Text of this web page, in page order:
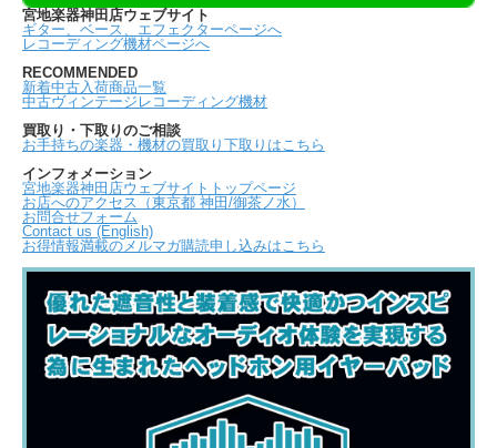
宮地楽器神田店ウェブサイト
ギター、ベース、エフェクターページへ
レコーディング機材ページへ
RECOMMENDED
新着中古入荷商品一覧
中古ヴィンテージレコーディング機材
買取り・下取りのご相談
お手持ちの楽器・機材の買取り下取りはこちら
インフォメーション
宮地楽器神田店ウェブサイトトップページ
お店へのアクセス（東京都 神田/御茶ノ水）
お問合せフォーム
Contact us (English)
お得情報満載のメルマガ購読申し込みはこちら